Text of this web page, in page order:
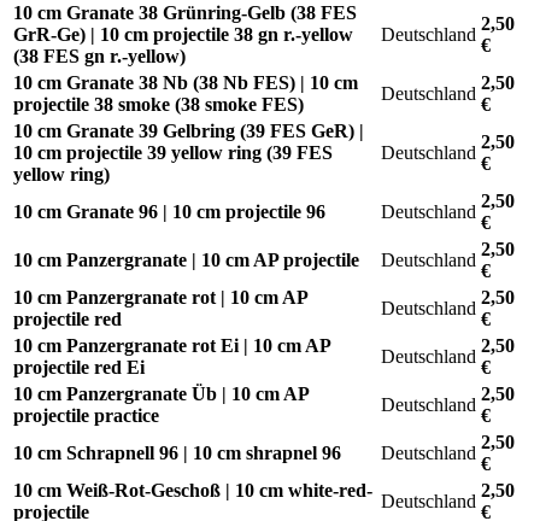
10 cm Granate 38 Grünring-Gelb (38 FES
GrR-Ge) | 10 cm projectile 38 gn r.-yellow
(38 FES gn r.-yellow)
Deutschland
2,50
€
10 cm Granate 38 Nb (38 Nb FES) | 10 cm
projectile 38 smoke (38 smoke FES)
Deutschland
2,50
€
10 cm Granate 39 Gelbring (39 FES GeR) |
10 cm projectile 39 yellow ring (39 FES
yellow ring)
Deutschland
2,50
€
10 cm Granate 96 | 10 cm projectile 96 Deutschland
2,50
€
10 cm Panzergranate | 10 cm AP projectile
Deutschland
2,50
€
10 cm Panzergranate rot | 10 cm AP
projectile red
Deutschland
2,50
€
10 cm Panzergranate rot Ei | 10 cm AP
projectile red Ei
Deutschland
2,50
€
10 cm Panzergranate Üb | 10 cm AP
projectile practice
Deutschland
2,50
€
10 cm Schrapnell 96 | 10 cm shrapnel 96
Deutschland
2,50
€
10 cm Weiß-Rot-Geschoß | 10 cm white-red-
projectile
Deutschland
2,50
€